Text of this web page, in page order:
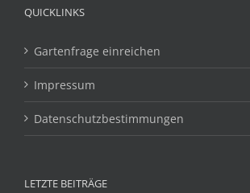
QUICKLINKS
Gartenfrage einreichen
Impressum
Datenschutzbestimmungen
LETZTE BEITRÄGE